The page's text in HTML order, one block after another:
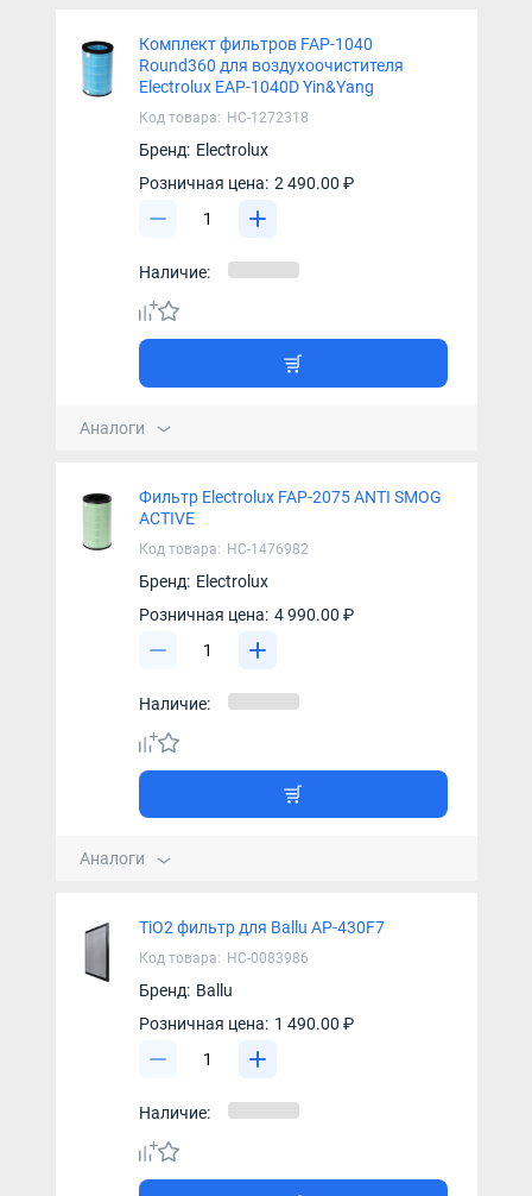
Комплект фильтров FAP-1040
Round360 для воздухоочистителя
Electrolux EAP-1040D Yin&Yang
Код товара: НС-1272318
Бренд: Electrolux
Розничная цена: 2 490.00 ₽
Наличие:
Аналоги
Фильтр Electrolux FAP-2075 ANTI SMOG
ACTIVE
Код товара: НС-1476982
Бренд: Electrolux
Розничная цена: 4 990.00 ₽
Наличие:
Аналоги
TiO2 фильтр для Ballu AP-430F7
Код товара: НС-0083986
Бренд: Ballu
Розничная цена: 1 490.00 ₽
Наличие: